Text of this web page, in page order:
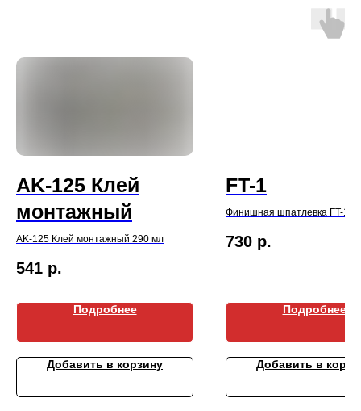
AK-125 Клей
монтажный
AK-125 Клей монтажный 290 мл
541 р.
Подробнее
Добавить в корзину
FT-1
Финишная шпатлевка FT-1
730 р.
Подробнее
Добавить в